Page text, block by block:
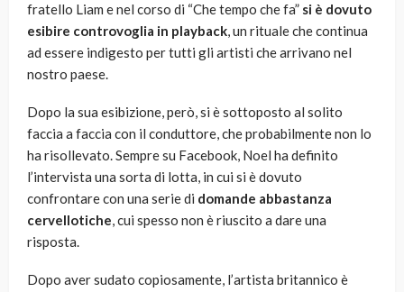
fratello Liam e nel corso di “Che tempo che fa” si è dovuto
esibire controvoglia in playback, un rituale che continua
ad essere indigesto per tutti gli artisti che arrivano nel
nostro paese.
Dopo la sua esibizione, però, si è sottoposto al solito
faccia a faccia con il conduttore, che probabilmente non lo
ha risollevato. Sempre su Facebook, Noel ha definito
l’intervista una sorta di lotta, in cui si è dovuto
confrontare con una serie di domande abbastanza
cervellotiche, cui spesso non è riuscito a dare una
risposta.
Dopo aver sudato copiosamente, l’artista britannico è